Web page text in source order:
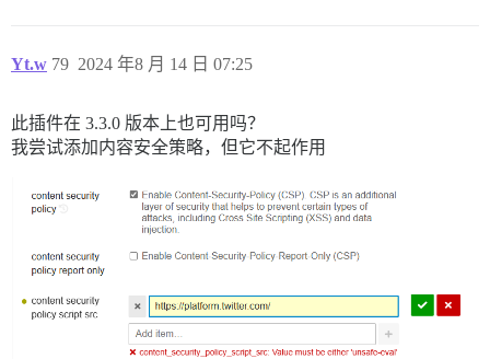
Yt.w 2024 年8 月 14 日 07:25
79
此插件在 3.3.0 版本上也可用吗？
我尝试添加内容安全策略，但它不起作用